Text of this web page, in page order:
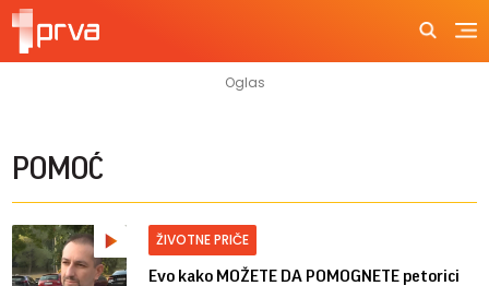
POMOĆ
ŽIVOTNE PRIČE
Evo kako MOŽETE DA POMOGNETE petorici